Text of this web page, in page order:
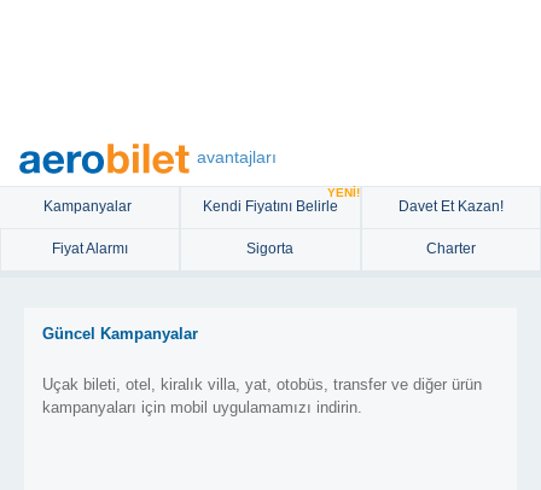
avantajları
Kampanyalar Kendi Fiyatını Belirle
YENİ!
Davet Et Kazan!
Fiyat Alarmı Sigorta Charter
Güncel Kampanyalar
Uçak bileti, otel, kiralık villa, yat, otobüs, transfer ve diğer ürün
kampanyaları için mobil uygulamamızı indirin.